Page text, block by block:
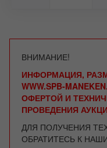
ВНИМАНИЕ!
ИНФОРМАЦИЯ,
WWW.SPB-
ОФЕРТОЙ И
ПРОВЕДЕНИЯ
ДЛЯ ПОЛУЧЕНИЯ
ОБРАТИТЕСЬ К